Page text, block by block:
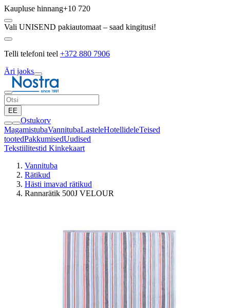
Kaupluse hinnang+10 720
Vali UNISEND pakiautomaat – saad kingitusi!
Telli telefoni teel +372 880 7906
Äri jaoks
EE
Ostukorv
MagamistubaVannitubaLasteleHotellideleTeised
tootedPakkumisedUudised
Tekstiilitestid Kinkekaart
Vannituba
Rätikud
Hästi imavad rätikud
Rannarätik 500J VELOUR